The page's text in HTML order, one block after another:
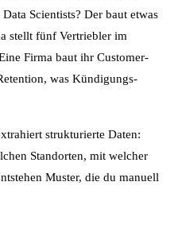
Scientists? Der baut etwas
stellt fünf Vertriebler im
Firma baut ihr Customer-
was Kündigungs-
strukturierte Daten:
Standorten, mit welcher
Muster, die du manuell